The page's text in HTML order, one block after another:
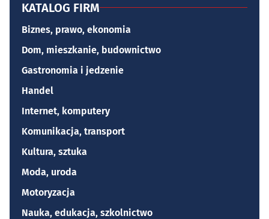
KATALOG FIRM
Biznes, prawo, ekonomia
Dom, mieszkanie, budownictwo
Gastronomia i jedzenie
Handel
Internet, komputery
Komunikacja, transport
Kultura, sztuka
Moda, uroda
Motoryzacja
Nauka, edukacja, szkolnictwo